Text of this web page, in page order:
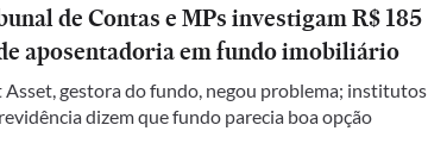
de Contas e MPs investigam R$ 185
aposentadoria em fundo imobiliário
Asset, gestora do fundo, negou problema; institutos
dizem que fundo parecia boa opção